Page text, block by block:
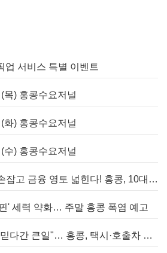
업 서비스 특별 이벤트
목) 홍콩수요저널
화) 홍콩수요저널
수) 홍콩수요저널
[홍콩경제] 중국과 손잡고 금융 영토 넓힌다! 홍콩, 10대 신규 정책 발표
' 세력 약화… 주말 홍콩 폭염 예고
[홍콩사회] "네비만 믿다간 큰일"… 홍콩, 택시·호출차 통합 시험 도입하며 규제 본격화